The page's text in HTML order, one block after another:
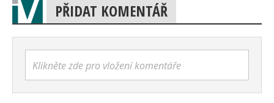
PŘIDAT KOMENTÁŘ
Klikněte zde pro vložení komentáře